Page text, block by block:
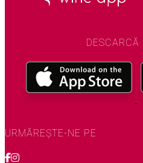
DESCARCĂ
URMĂREȘTE-NE PE